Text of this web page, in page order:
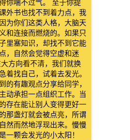
你喘不过气。 至于你提
外书也找不到着力点，我
为你们这类人格，大脑天
和连接而燃烧的。如果只
里塞知识，却找不到它能
，自然会觉得空虚和迷
方向看不清，我们就换
着找自己，试着去发光。
的有趣观点分享给同学，
动承担一点组织工作。当
存在能让别人变得更好一
那盏灯就会被点亮，所谓
然而然地浮现出来。慢慢
一颗会发光的小太阳！